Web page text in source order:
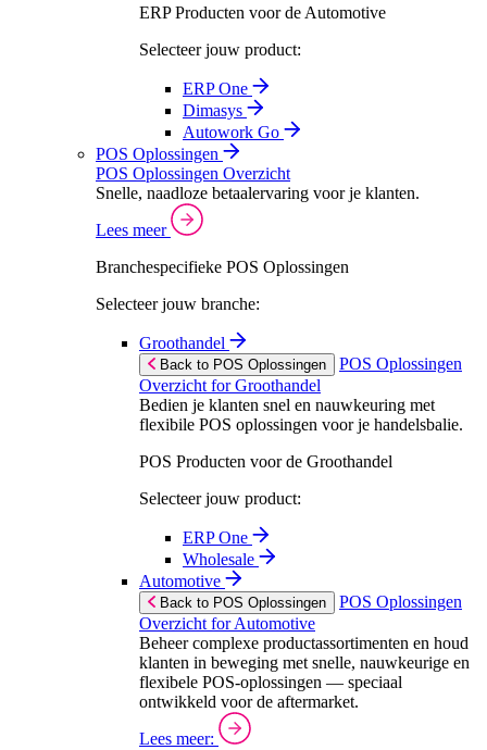
ERP Producten voor de Automotive
Selecteer jouw product:
ERP One
Dimasys
Autowork Go
POS Oplossingen
POS Oplossingen Overzicht
Snelle, naadloze betaalervaring voor je klanten.
Lees meer
Branchespecifieke POS Oplossingen
Selecteer jouw branche:
Groothandel
Back to POS Oplossingen
POS Oplossingen
Overzicht for Groothandel
Bedien je klanten snel en nauwkeuring met
flexibile POS oplossingen voor je handelsbalie.
POS Producten voor de Groothandel
Selecteer jouw product:
ERP One
Wholesale
Automotive
Back to POS Oplossingen
POS Oplossingen
Overzicht for Automotive
Beheer complexe productassortimenten en houd
klanten in beweging met snelle, nauwkeurige en
flexibele POS-oplossingen — speciaal
ontwikkeld voor de aftermarket.
Lees meer: